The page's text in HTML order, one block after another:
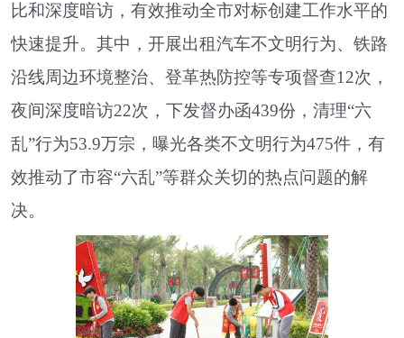
比和深度暗访，有效推动全市对标创建工作水平的
快速提升。其中，开展出租汽车不文明行为、铁路
沿线周边环境整治、登革热防控等专项督查12次，
夜间深度暗访22次，下发督办函439份，清理“六
乱”行为53.9万宗，曝光各类不文明行为475件，有
效推动了市容“六乱”等群众关切的热点问题的解
决。